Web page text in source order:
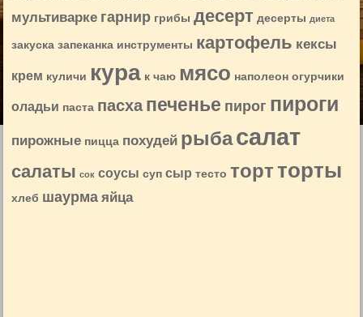
мультиварке гарнир грибы десерт десерты диета
закуска запеканка инструменты картофель кексы
крем куличи кура к чаю мясо наполеон огурчики
оладьи паста пасха печенье пирог пироги
пирожные пицца похудей рыбасалат
салаты сок соусы суп сыр тесто торт торты
хлеб шаурма яйца